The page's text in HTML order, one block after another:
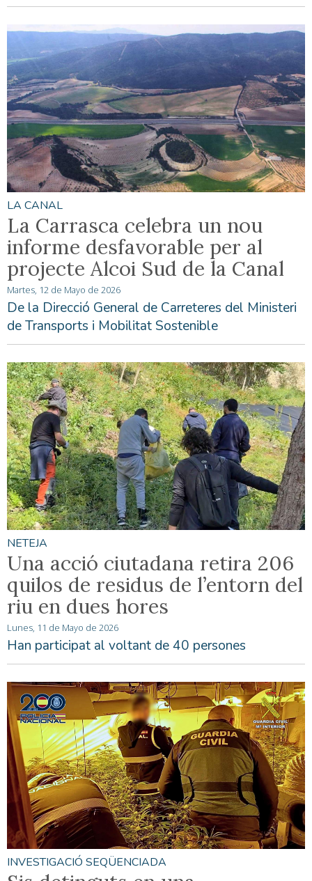
LA CANAL
La Carrasca celebra un nou
informe desfavorable per al
projecte Alcoi Sud de la Canal
Martes, 12 de Mayo de 2026
De la Direcció General de Carreteres del Ministeri
de Transports i Mobilitat Sostenible
NETEJA
Una acció ciutadana retira 206
quilos de residus de l’entorn del
riu en dues hores
Lunes, 11 de Mayo de 2026
Han participat al voltant de 40 persones
INVESTIGACIÓ SEQÜENCIADA